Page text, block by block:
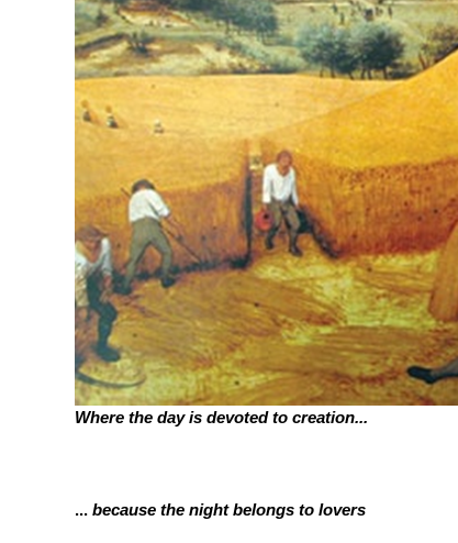
Where the day is devoted to creation...
... because the night belongs to lovers